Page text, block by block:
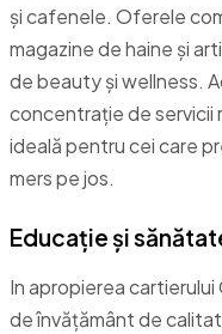
și cafenele. Oferele
magazine de haine și
de beauty și wellness.
concentrație de servicii
ideală pentru cei care
mers pe jos.
Educație și
In apropierea
de învățământ de